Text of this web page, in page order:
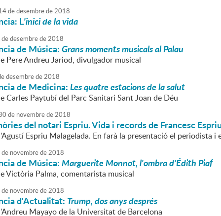
dedesembrede2018
L'inici de la vida
dedesembrede2018
de Música:Grans moments musicals al Palau
Pere Andreu Jariod, divulgador musical
desembrede2018
de Medicina:Les quatre estacions de la salut
Carles Paytubí del Parc Sanitari Sant Joan de Déu
de novembrede2018
del notari Espriu. Vida i records de Francesc
Espriu Malagelada. En farà la presentació el periodista
de novembrede2018
de Música:Marguerite Monnot, l'ombra d'Édith Piaf
Victòria Palma, comentarista musical
de novembrede2018
d'Actualitat: Trump, dos anys després
Mayayo de la Universitat de Barcelona